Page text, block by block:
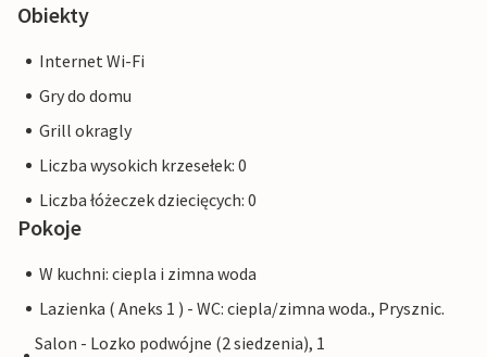
Obiekty
Internet Wi-Fi
Gry do domu
Grill okragly
Liczba wysokich krzesełek: 0
Liczba łóżeczek dziecięcych: 0
Pokoje
W kuchni: ciepla i zimna woda
Lazienka ( Aneks 1 ) - WC: ciepla/zimna woda., Prysznic.
Salon - Lozko podwójne (2 siedzenia), 1